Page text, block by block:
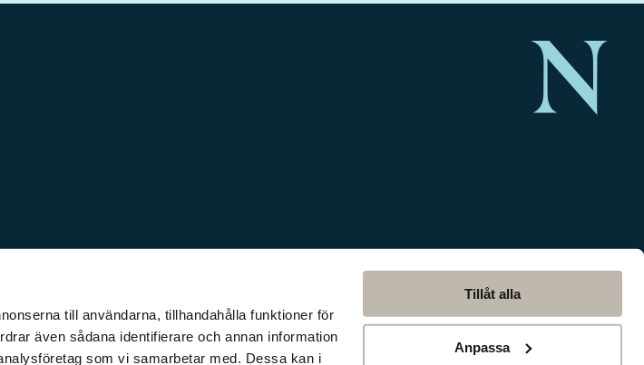
till användarna, tillhandahålla funktioner för
även sådana identifierare och annan information
som vi samarbetar med. Dessa kan i
Tillåt alla
Anpassa